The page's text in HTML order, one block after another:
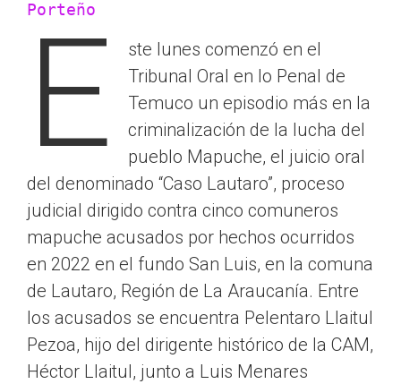
Porteño
E
ste lunes comenzó en el
Tribunal Oral en lo Penal de
Temuco un episodio más en la
criminalización de la lucha del
pueblo Mapuche, el juicio oral
del denominado “Caso Lautaro”, proceso
judicial dirigido contra cinco comuneros
mapuche acusados por hechos ocurridos
en 2022 en el fundo San Luis, en la comuna
de Lautaro, Región de La Araucanía. Entre
los acusados se encuentra Pelentaro Llaitul
Pezoa, hijo del dirigente histórico de la CAM,
Héctor Llaitul, junto a Luis Menares